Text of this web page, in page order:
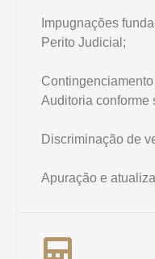
Impugnações
Perito Judicial;
Auditoria conforme
Discriminação de
Apuração e